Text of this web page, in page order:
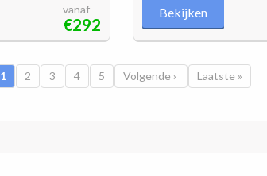
vanaf
€292
Bekijken
Huidige pagina
1 Pagina
2 Pagina
3 Pagina
4 Pagina
5 Volgende pagina
Volgende › Laatste pagina
Laatste »